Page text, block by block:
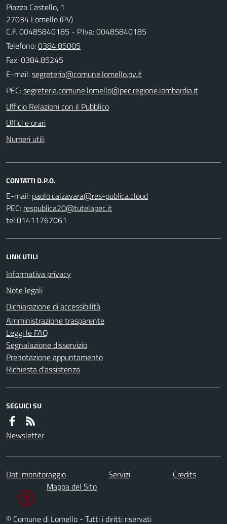
Piazza Castello, 1
27034 Lomello (PV)
C.F. 00485840185 - P.Iva: 00485840185
Telefono:0384.85005
Fax: 0384.85245
E-mail:
PEC:
Ufficio Relazioni con il Pubblico
Uffici e orari
Numeri utili
CONTATTI D.P.O.
E-mail:
PEC:
tel.01411767061
LINK UTILI
Informativa privacy
Note legali
Dichiarazione di accessibilità
Amministrazione trasparente
Leggi le FAQ
Segnalazione disservizio
Prenotazione appuntamento
Richiesta d'assistenza
SEGUICI SU
Newsletter
Dati monitoraggio Servizi
Credits
Mappa del Sito
© Comune di Lomello - Tutti i diritti riservati